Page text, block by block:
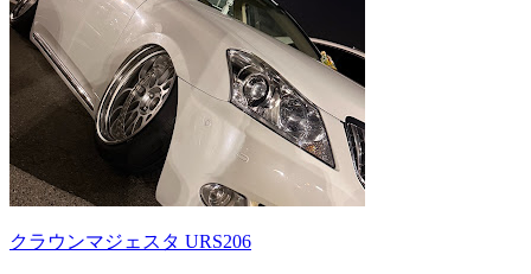
クラウンマジェスタ URS206